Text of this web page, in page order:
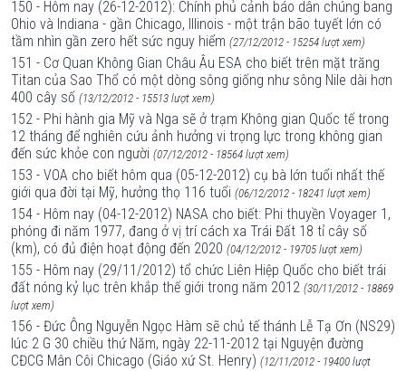
150 - Hôm nay (26-12-2012): Chính phủ cảnh báo dân chúng bang
Ohio và Indiana - gần Chicago, Illinois - một trận bão tuyết lớn có
tầm nhìn gần zero hết sức nguy hiểm (27/12/2012 - 15254 lượt xem)
151 - Cơ Quan Không Gian Châu Âu ESA cho biết trên mặt trăng
Titan của Sao Thổ có một dòng sông giống như sông Nile dài hơn
400 cây số (13/12/2012 - 15513 lượt xem)
152 - Phi hành gia Mỹ và Nga sẽ ở trạm Không gian Quốc tế trong
12 tháng để nghiên cứu ảnh hưởng vi trọng lực trong không gian
đến sức khỏe con người (07/12/2012 - 18564 lượt xem)
153 - VOA cho biết hôm qua (05-12-2012) cụ bà lớn tuổi nhất thế
giới qua đời tại Mỹ, hưởng thọ 116 tuổi (06/12/2012 - 18241 lượt xem)
154 - Hôm nay (04-12-2012) NASA cho biết: Phi thuyền Voyager 1,
phóng đi năm 1977, đang ở vị trí cách xa Trái Đất 18 tỉ cây số
(km), có đủ điện hoạt động đến 2020 (04/12/2012 - 19705 lượt xem)
155 - Hôm nay (29/11/2012) tổ chức Liên Hiệp Quốc cho biết trái
đất nóng kỷ lục trên khắp thế giới trong năm 2012 (30/11/2012 - 18869
lượt xem)
156 - Đức Ông Nguyễn Ngọc Hàm sẽ chủ tế thánh Lễ Tạ Ơn (NS29)
lúc 2 G 30 chiều thứ Năm, ngày 22-11-2012 tại Nguyện đường
CĐCG Mân Côi Chicago (Giáo xứ St. Henry) (12/11/2012 - 19400 lượt